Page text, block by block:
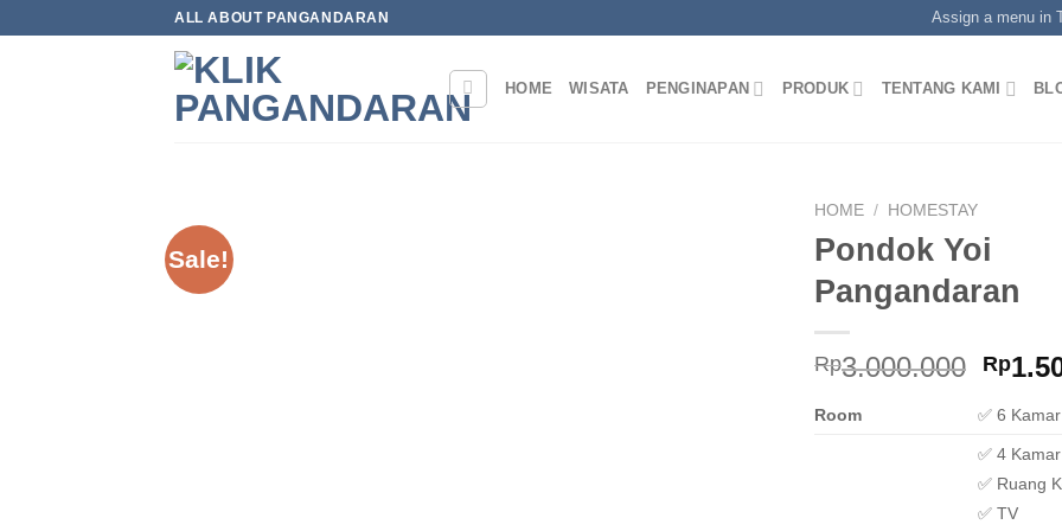
ALL ABOUT PANGANDARAN Assign a menu in
HOME WISATA PENGINAPAN PRODUK TENTANG KAMI
Sale!
HOME / HOMESTAY
Pondok Yoi
Pangandaran
Rp3.000.000
was:
Rp
Room ✅ 6
✅ 4
✅ Ruang
✅ TV